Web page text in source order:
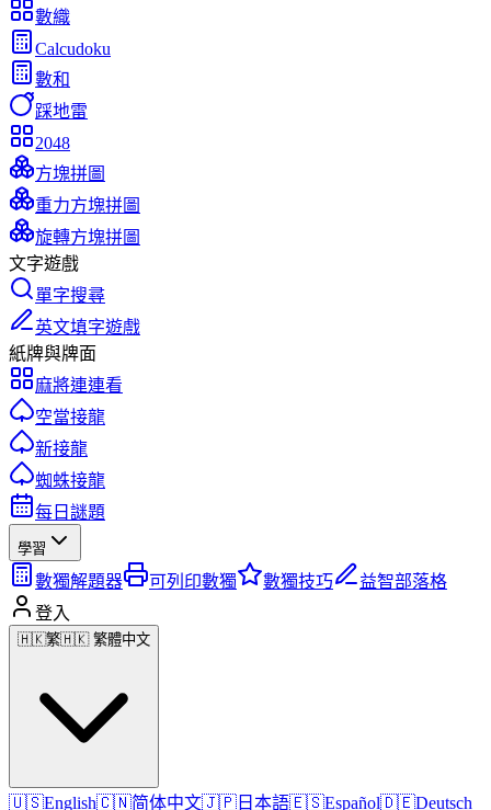
數織
Calcudoku
數和
踩地雷
2048
方塊拼圖
重力方塊拼圖
旋轉方塊拼圖
文字遊戲
單字搜尋
英文填字遊戲
紙牌與牌面
麻將連連看
空當接龍
新接龍
蜘蛛接龍
每日謎題
學習
數獨解題器 可列印數獨 數獨技巧
益智部落格
登入
🇭🇰繁🇭🇰 繁體中文
🇺🇸English🇨🇳简体中文🇯🇵 日本語🇪🇸Español🇩🇪Deutsch